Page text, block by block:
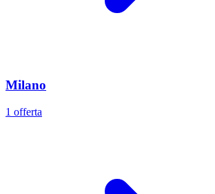
Milano
1 offerta